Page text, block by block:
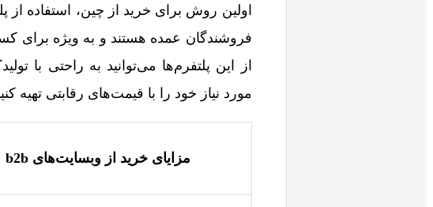
فروشندگان عمده هستند و به ویژه برای
از این پلتفرم‌ها می‌توانید به راحتی با
مورد نیاز خود را با قیمت‌های رقابتی تهیه
مزایای خرید از وبسایت‌هایb2b